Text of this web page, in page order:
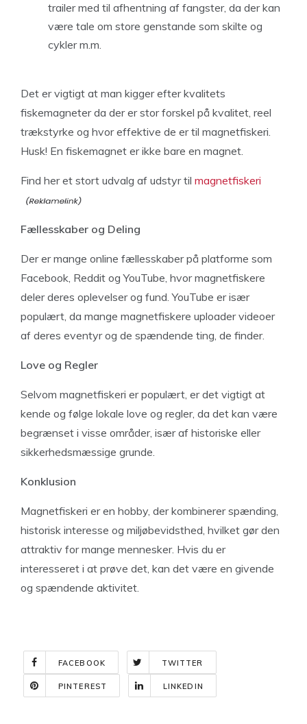
trailer med til afhentning af fangster, da der kan
være tale om store genstande som skilte og
cykler m.m.
Det er vigtigt at man kigger efter kvalitets
fiskemagneter da der er stor forskel på kvalitet, reel
trækstyrke og hvor effektive de er til magnetfiskeri.
Husk! En fiskemagnet er ikke bare en magnet.
Find her et stort udvalg af udstyr til magnetfiskeri
Fællesskaber og Deling
Der er mange online fællesskaber på platforme som
Facebook, Reddit og YouTube, hvor magnetfiskere
deler deres oplevelser og fund. YouTube er især
populært, da mange magnetfiskere uploader videoer
af deres eventyr og de spændende ting, de finder.
Love og Regler
Selvom magnetfiskeri er populært, er det vigtigt at
kende og følge lokale love og regler, da det kan være
begrænset i visse områder, især af historiske eller
sikkerhedsmæssige grunde.
Konklusion
Magnetfiskeri er en hobby, der kombinerer spænding,
historisk interesse og miljøbevidsthed, hvilket gør den
attraktiv for mange mennesker. Hvis du er
interesseret i at prøve det, kan det være en givende
og spændende aktivitet.
FACEBOOK TWITTER
PINTEREST LINKEDIN